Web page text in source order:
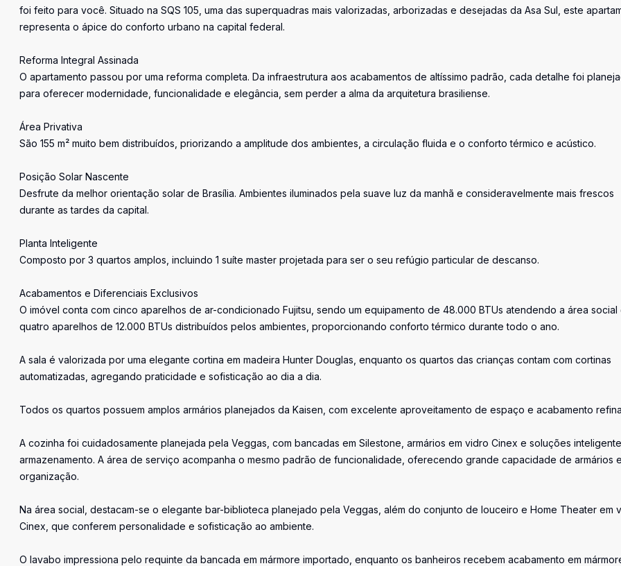
foi feito para você. Situado na SQS 105, uma das superquadras mais valorizadas, arborizadas e desejadas da Asa Sul, este
representa o ápice do conforto urbano na capital federal.
Reforma Integral Assinada
O apartamento passou por uma reforma completa. Da infraestrutura aos acabamentos de altíssimo padrão, cada detalhe foi
para oferecer modernidade, funcionalidade e elegância, sem perder a alma da arquitetura brasiliense.
Área Privativa
São 155 m² muito bem distribuídos, priorizando a amplitude dos ambientes, a circulação fluida e o conforto térmico e acústico.
Posição Solar Nascente
Desfrute da melhor orientação solar de Brasília. Ambientes iluminados pela suave luz da manhã e consideravelmente mais frescos
durante as tardes da capital.
Planta Inteligente
Composto por 3 quartos amplos, incluindo 1 suíte master projetada para ser o seu refúgio particular de descanso.
Acabamentos e Diferenciais Exclusivos
O imóvel conta com cinco aparelhos de ar-condicionado Fujitsu, sendo um equipamento de 48.000 BTUs atendendo a área social
quatro aparelhos de 12.000 BTUs distribuídos pelos ambientes, proporcionando conforto térmico durante todo o ano.
A sala é valorizada por uma elegante cortina em madeira Hunter Douglas, enquanto os quartos das crianças contam com cortinas
automatizadas, agregando praticidade e sofisticação ao dia a dia.
Todos os quartos possuem amplos armários planejados da Kaisen, com excelente aproveitamento de espaço e acabamento
A cozinha foi cuidadosamente planejada pela Veggas, com bancadas em Silestone, armários em vidro Cinex e soluções
armazenamento. A área de serviço acompanha o mesmo padrão de funcionalidade, oferecendo grande capacidade de armários e
organização.
Na área social, destacam-se o elegante bar-biblioteca planejado pela Veggas, além do conjunto de louceiro e Home Theater em
Cinex, que conferem personalidade e sofisticação ao ambiente.
O lavabo impressiona pelo requinte da bancada em mármore importado, enquanto os banheiros recebem acabamento em